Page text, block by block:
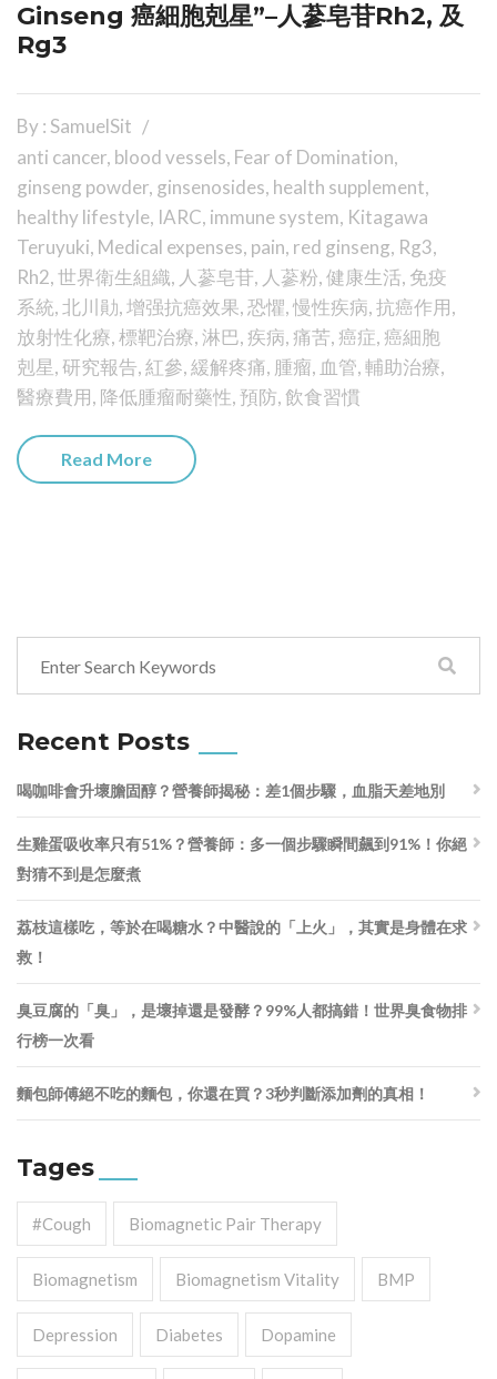
Ginseng 癌細胞剋星”–人蔘皂苷Rh2, 及
Rg3
By : SamuelSit
anti cancer, blood vessels, Fear of Domination,
ginseng powder, ginsenosides, health supplement,
healthy lifestyle, IARC, immune system, Kitagawa
Teruyuki, Medical expenses, pain, red ginseng, Rg3,
Rh2,世界衛生組織, 人蔘皂苷, 人蔘粉,健康生活, 免疫
系統,北川勛,增强抗癌效果,恐懼,慢性疾病,抗癌作用,
放射性化療,標靶治療,淋巴,疾病,痛苦,癌症,癌細胞
剋星,研究報告,紅參,緩解疼痛, 腫瘤, 血管,輔助治療,
醫療費用, 降低腫瘤耐藥性,預防,飲食習慣
Read More
Recent Posts
喝咖啡會升壞膽固醇？營養師揭秘：差1個步驟，血脂天差地別
生雞蛋吸收率只有51%？營養師：多一個步驟瞬間飆到91%！你絕
對猜不到是怎麼煮
荔枝這樣吃，等於在喝糖水？中醫說的「上火」，其實是身體在求
救！
臭豆腐的「臭」，是壞掉還是發酵？99%人都搞錯！世界臭食物排
行榜一次看
麵包師傅絕不吃的麵包，你還在買？3秒判斷添加劑的真相！
Tages
#cough Biomagnetic Pair Therapy
Biomagnetism Biomagnetism Vitality BMP
Depression Diabetes Dopamine